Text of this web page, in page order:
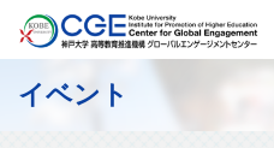
イベント